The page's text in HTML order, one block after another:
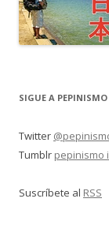
SIGUE A PEPINISMO
Twitter
Tumblr pepinismo
Suscríbete al RSS